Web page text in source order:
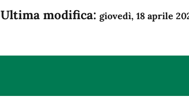
Ultima modifica: giovedì, 18 aprile